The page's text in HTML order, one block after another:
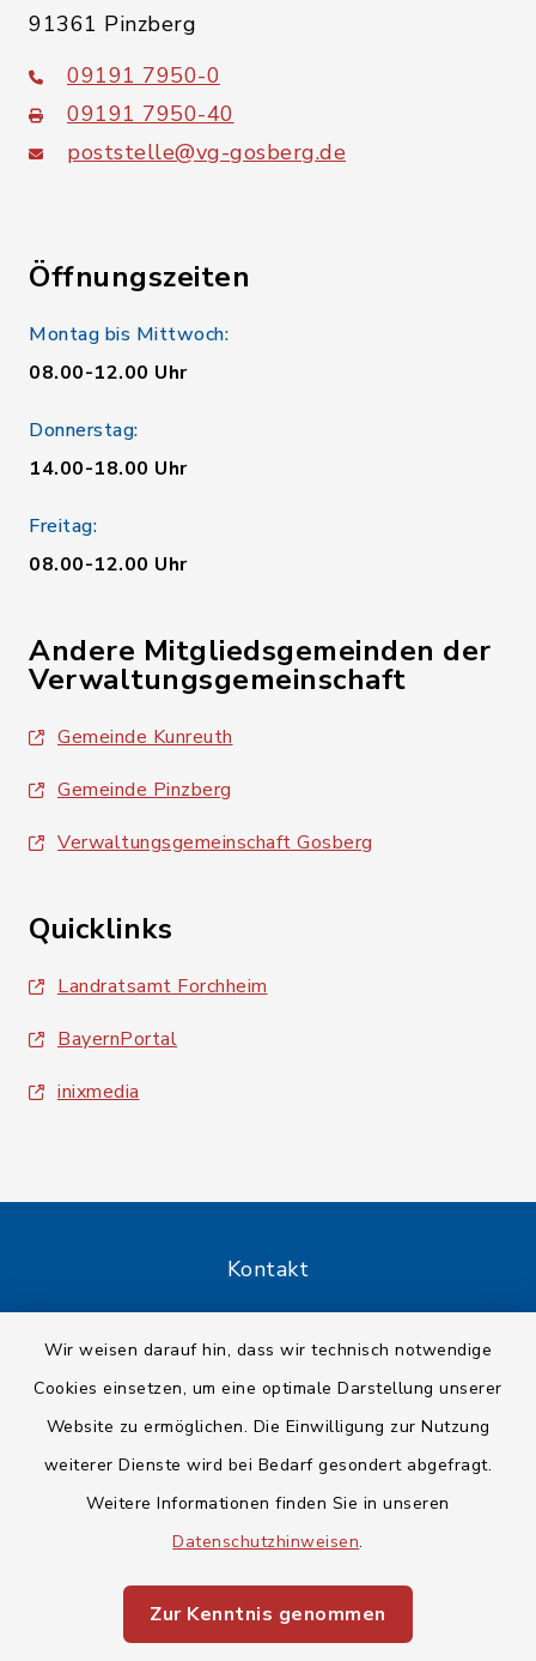
Wir weisen darauf hin, dass wir technisch notwendige
Cookies einsetzen, um eine optimale Darstellung unserer
Website zu ermöglichen. Die Einwilligung zur Nutzung
weiterer Dienste wird bei Bedarf gesondert abgefragt.
Weitere Informationen finden Sie in unseren
Datenschutzhinweisen.
Zur Kenntnis genommen
91361 Pinzberg
09191 7950-0
09191 7950-40
poststelle@vg-gosberg.de
Öffnungszeiten
Montag bis Mittwoch:
08.00-12.00 Uhr
Donnerstag:
14.00-18.00 Uhr
Freitag:
08.00-12.00 Uhr
Andere Mitgliedsgemeinden der
Verwaltungsgemeinschaft
Gemeinde Kunreuth
Gemeinde Pinzberg
Verwaltungsgemeinschaft Gosberg
Quicklinks
Landratsamt Forchheim
BayernPortal
inixmedia
Kontakt
Datenschutz
Impressum
Sitemap
Cookie-Einstellungen